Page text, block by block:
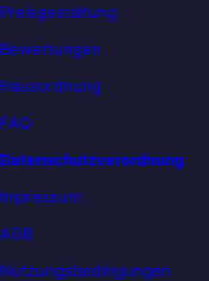
Preisgestaltung
Bewertungen
Hausordnung
FAQ
Datenschutzverordnung
Impressum
AGB
Nutzungsbedingungen